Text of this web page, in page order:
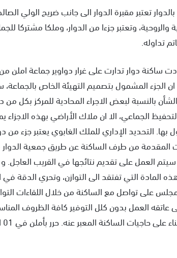
تعتبر مقبرة الدوار الى جانب ضريح الولي
والروحية، وتعتبر جزءا من الدوار، وملكا مشتركا
تداوله.
ساكنة دوار تدارت على غرار دواوير جماعة املن
ان الجزء المشمول بتصميم التهيئة الخاص
بالنسبة لبعض الاجراء المحادية للمركز بكل
الجماعي، الا ان ملاك الأراضي بهذه
بها. التحديد الإداري للملك الغابوي يعتبر جزء من
المقدمة من طرف الساكنة عن طريق جمعية
سيتم العمل على تقديم نتائجها في القريب
المادة التي تفتقد الى التوازن، وتحري الدقة
على تواصل مع الساكنة من خلال اللقاءات
عاتقه العمل بدون كلل التوفير كافة الظروف
حاجيات الساكنة المعبر عنه. حرر بأملن في 01 اكتوبر 2024